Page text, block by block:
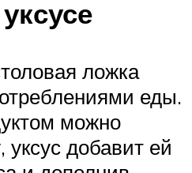
ложка
еды.
можно
уксус добавит ей